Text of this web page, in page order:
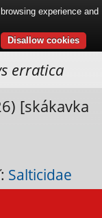
erratica
[skákavka
Salticidae
experience and
Disallow cookies